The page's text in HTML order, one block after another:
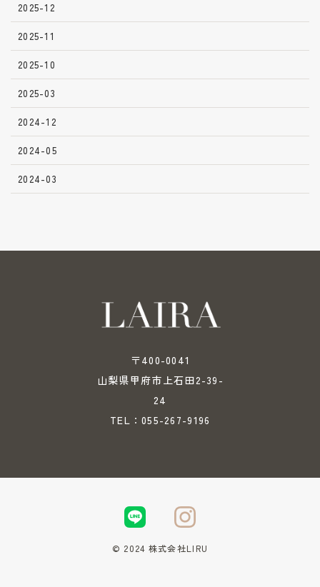
2025-12
2025-11
2025-10
2025-03
2024-12
2024-05
2024-03
〒400-0041
山梨県甲府市上石田2-39-
24
TEL： 055-267-9196
© 2024 株式会社LIRU